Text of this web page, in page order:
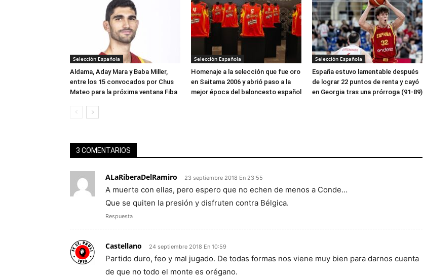
Selección Española
Aldama, Aday Mara y Baba Miller,
entre los 15 convocados por Chus
Mateo para la próxima ventana Fiba
Selección Española
Homenaje a la selección que fue oro
en Saitama 2006 y abrió paso a la
mejor época del baloncesto español
Selección Española
España estuvo lamentable después
de lograr 22 puntos de renta y cayó
en Georgia tras una prórroga (91-89)
3 COMENTARIOS
ALaRiberaDelRamiro 23 septiembre 2018 En 23:55
A muerte con ellas, pero espero que no echen de menos a Conde…
Que se quiten la presión y disfruten contra Bélgica.
Respuesta
Castellano 24 septiembre 2018 En 10:59
Partido duro, feo y mal jugado. De todas formas nos viene muy bien para darnos cuenta
de que no todo el monte es orégano.